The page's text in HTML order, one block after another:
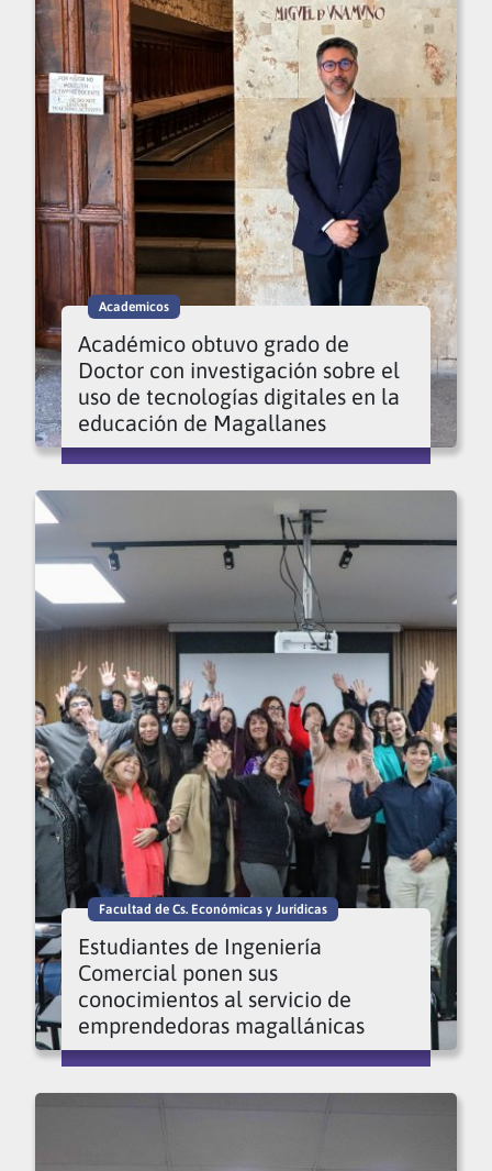
Academicos
Académico obtuvo grado de
Doctor con investigación sobre el
uso de tecnologías digitales en la
educación de Magallanes
Facultad de Cs. Económicas y Jurídicas
Estudiantes de Ingeniería
Comercial ponen sus
conocimientos al servicio de
emprendedoras magallánicas